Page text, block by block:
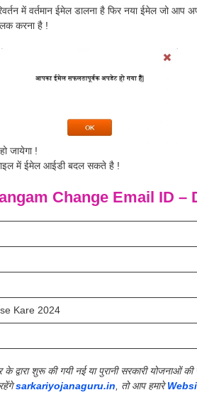
में वर्तमान ईमेल डालना है फिर नया ईमेल जो आप
करना है !
जायेगा !
में ईमेल आईडी बदल सकते है !
Change Email ID –
Kare 2024
द्वारा शुरू की गयी नई या पुरानी सरकारी
sarkariyojanaguru.in , तो आप हमारे